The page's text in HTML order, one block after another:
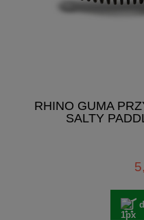
RHINO GUMA
SALTY